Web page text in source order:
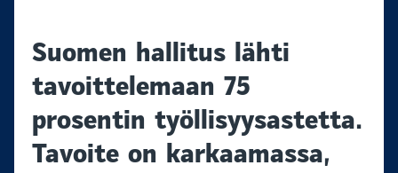
Suomen hallitus lähti
tavoittelemaan 75
prosentin työllisyysastetta.
Tavoite on karkaamassa,